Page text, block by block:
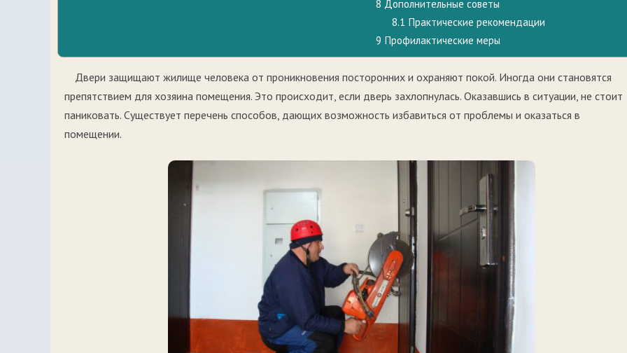
8 Дополнительные советы
8.1 Практические рекомендации
9 Профилактические меры
Двери защищают жилище человека от проникновения посторонних и охраняют покой. Иногда они становятся
препятствием для хозяина помещения. Это происходит, если дверь захлопнулась. Оказавшись в ситуации, не стоит
паниковать. Существует перечень способов, дающих возможность избавиться от проблемы и оказаться в
помещении.